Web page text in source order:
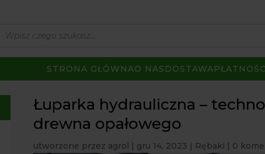
produktów
STRONA GŁÓWNAO NAS DOSTAWA
Łuparka hydrauliczna –
drewna opałowego
utworzone przez agrol | gru 14, 2023 | Rębaki | 0